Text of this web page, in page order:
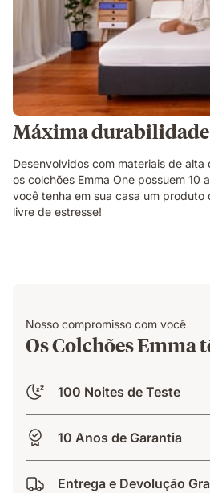
Máxima durabilidade
Desenvolvidos com materiais de
os colchões Emma One possuem 10
você tenha em sua casa um produto
livre de estresse!
Nosso compromisso com você
Os Colchões Emma
100 Noites de Teste
10 Anos de Garantia
Entrega e Devolução